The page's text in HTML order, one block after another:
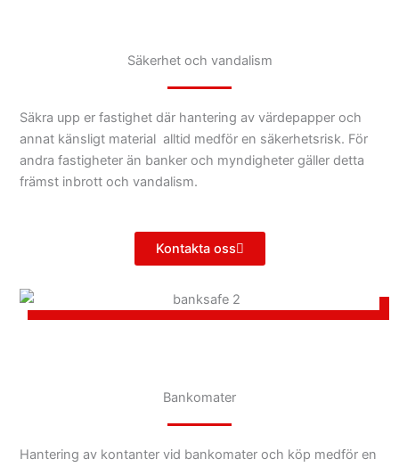
Säkerhet och vandalism
Säkra upp er fastighet där hantering av värdepapper och
annat känsligt material alltid medför en säkerhetsrisk. För
andra fastigheter än banker och myndigheter gäller detta
främst inbrott och vandalism.
Kontakta oss
Bankomater
Hantering av kontanter vid bankomater och köp medför en